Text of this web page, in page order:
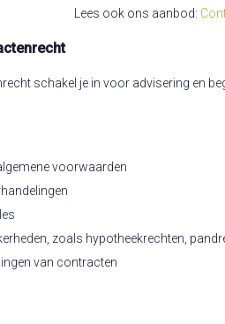
Lees ook ons aanbod:
schakel je in voor advisering en
voorwaarden
zoals hypotheekrechten,
van contracten